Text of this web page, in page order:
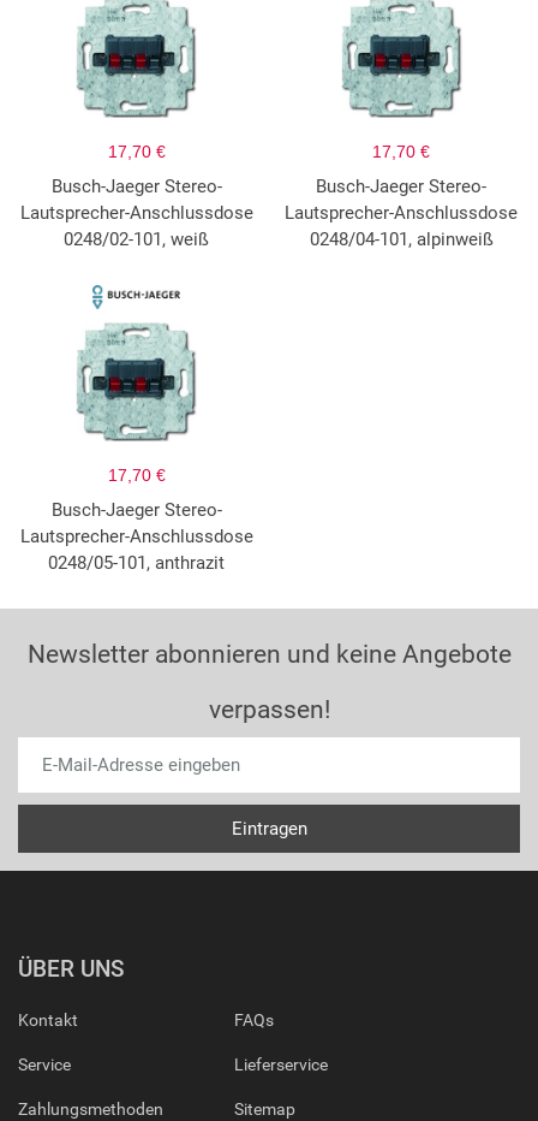
17,70 €
Busch-Jaeger Stereo-
Lautsprecher-Anschlussdose
0248/02-101, weiß
17,70 €
Busch-Jaeger Stereo-
Lautsprecher-Anschlussdose
0248/04-101, alpinweiß
17,70 €
Busch-Jaeger Stereo-
Lautsprecher-Anschlussdose
0248/05-101, anthrazit
Newsletter abonnieren und keine Angebote
verpassen!
ÜBER UNS
Kontakt
Service
Zahlungsmethoden
FAQs
Lieferservice
Sitemap